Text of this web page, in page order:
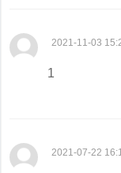
2021-11-03
1
2021-07-22